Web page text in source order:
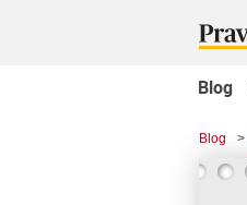
Blog
Blog >